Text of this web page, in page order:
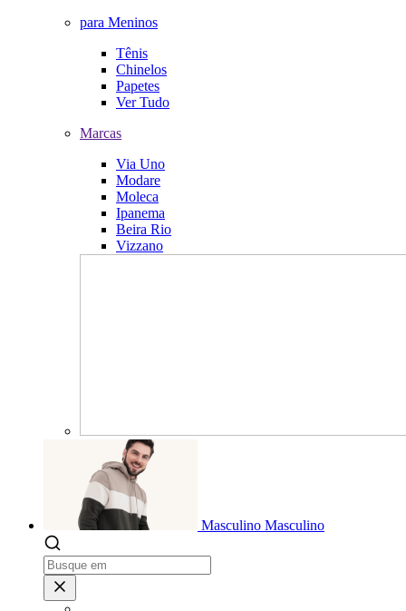
para Meninos
Tênis
Chinelos
Papetes
Ver Tudo
Marcas
Via Uno
Modare
Moleca
Ipanema
Beira Rio
Vizzano
Masculino Masculino